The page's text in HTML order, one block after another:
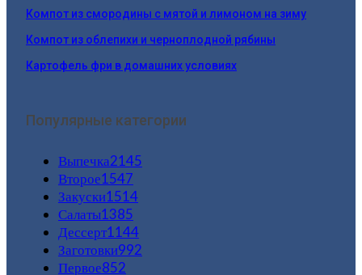
Компот из смородины с мятой и лимоном на зиму
Компот из облепихи и черноплодной рябины
Картофель фри в домашних условиях
Популярные категории
Выпечка2145
Второе1547
Закуски1514
Салаты1385
Дессерт1144
Заготовки992
Первое852